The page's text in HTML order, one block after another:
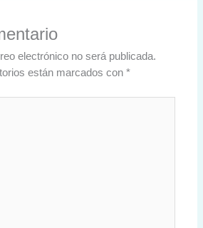
electrónico no será publicada.
están marcados con*